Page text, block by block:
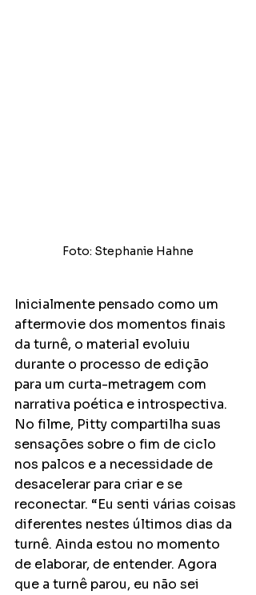
Foto: Stephanie Hahne
Inicialmente pensado como um
aftermovie dos momentos finais
da turnê, o material evoluiu
durante o processo de edição
para um curta-metragem com
narrativa poética e introspectiva.
No filme, Pitty compartilha suas
sensações sobre o fim de ciclo
nos palcos e a necessidade de
desacelerar para criar e se
reconectar. “Eu senti várias coisas
diferentes nestes últimos dias da
turnê. Ainda estou no momento
de elaborar, de entender. Agora
que a turnê parou, eu não sei